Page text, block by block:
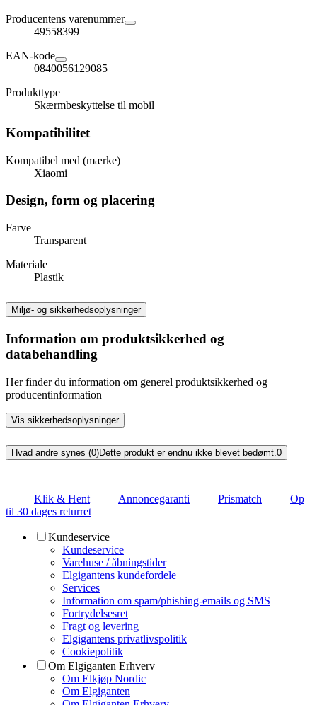
Producentens varenummer
49558399
EAN-kode
0840056129085
Produkttype
Skærmbeskyttelse til mobil
Kompatibilitet
Kompatibel med (mærke)
Xiaomi
Design, form og placering
Farve
Transparent
Materiale
Plastik
Miljø- og sikkerhedsoplysninger
Information om produktsikkerhed og
databehandling
Her finder du information om generel produktsikkerhed og
producentinformation
Vis sikkerhedsoplysninger
Hvad andre synes (0)Dette produkt er endnu ikke blevet bedømt.0
Klik & Hent Annoncegaranti Prismatch
Op
til 30 dages returret
Kundeservice
Kundeservice
Varehuse / åbningstider
Elgigantens kundefordele
Services
Information om spam/phishing-emails og SMS
Fortrydelsesret
Fragt og levering
Elgigantens privatlivspolitik
Cookiepolitik
Om Elgiganten Erhverv
Om Elkjøp Nordic
Om Elgiganten